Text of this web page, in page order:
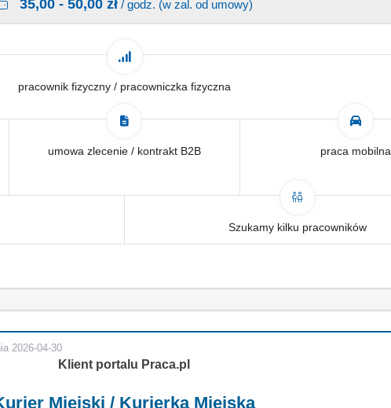
35,00 - 50,00 zł/ godz. (w zal. od umowy)
pracownik fizyczny / pracowniczka fizyczna
umowa zlecenie / kontrakt B2B praca mobilna
Szukamy kilku pracowników
2026-04-30
Klient portalu Praca.pl
Miejski / Kurierka Miejska